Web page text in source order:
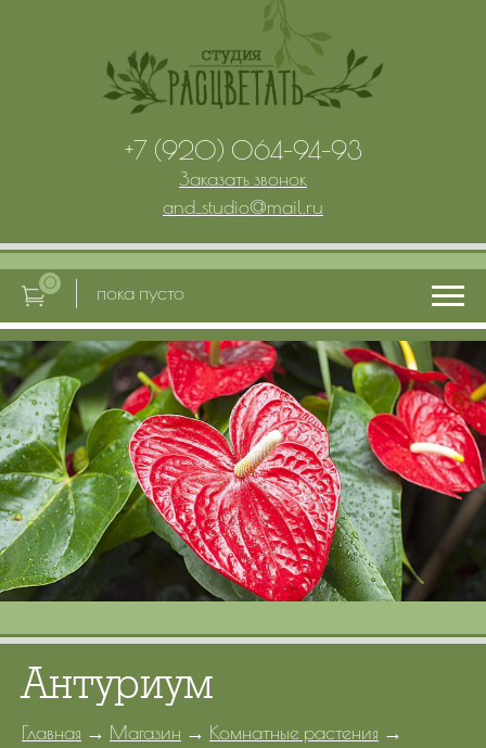
Антуриум
Главная → Магазин → Комнатные растения →
+7 (920) 064-94-93
Заказать звонок
and_studio@mail.ru
0 пока пусто
Главная
Услуги
Портфолио
Цены
Контакты